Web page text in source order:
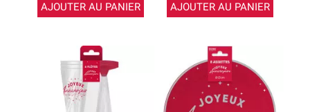
AJOUTER AU PANIER AJOUTER AU PANIER